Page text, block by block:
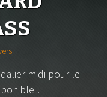
midi pour le
!